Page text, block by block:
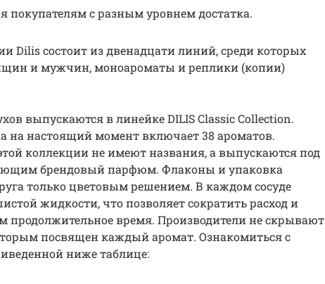
покупателям с разным уровнем достатка.
Dilis состоит из двенадцати линий, среди которых
и мужчин, моноароматы и реплики (копии)
выпускаются в линейке DILIS Classic Collection.
на настоящий момент включает 38 ароматов.
коллекции не имеют названия, а выпускаются под
брендовый парфюм. Флаконы и упаковка
только цветовым решением. В каждом сосуде
жидкости, что позволяет сократить расход и
продолжительное время. Производители не скрывают
посвящен каждый аромат. Ознакомиться с
ниже таблице: